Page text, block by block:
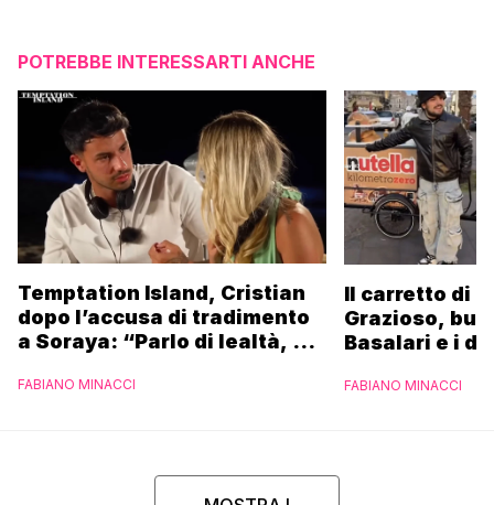
POTREBBE INTERESSARTI ANCHE
Temptation Island, Cristian
dopo l’accusa di tradimento
a Soraya: “Parlo di lealtà, ma
FABIANO MINACCI
Il carretto di
Grazioso,
Basalari e i
Ferrero”
FABIANO MINACCI